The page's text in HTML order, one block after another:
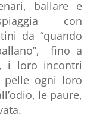
ballare e
con
da “quando
fino a
i loro incontri
ogni loro
le paure,